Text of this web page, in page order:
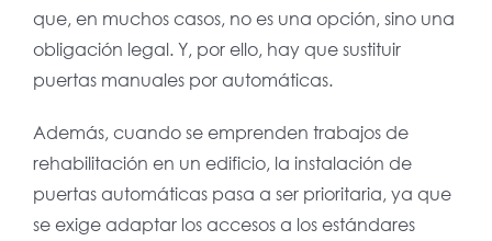
que, en muchos casos, no es una opción, sino una
obligación legal. Y, por ello, hay que sustituir
puertas manuales por automáticas.
Además, cuando se emprenden trabajos de
rehabilitación en un edificio, la instalación de
puertas automáticas pasa a ser prioritaria, ya que
se exige adaptar los accesos a los estándares